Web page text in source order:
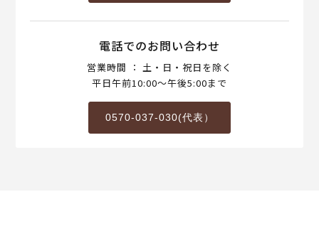
電話でのお問い合わせ
営業時間 ： 土・日・祝日を除く
平日午前10:00～午後5:00まで
0570-037-030(代表）